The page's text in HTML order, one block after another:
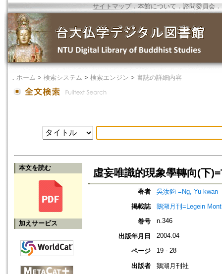
サイトマップ．本館について ． 諮問委員会 ．
． ホーム > 検索システム > 検索エンジン > 書誌の詳細内容
本文を読む
加えサービス
虛妄唯識的現象學轉向(下
著者
吳汝鈞 =Ng, Yu-kwan
掲載誌
鵝湖月刊=Legein
巻号
n.346
出版年月日 2004.04
ページ 19 - 28
出版者
鵝湖月刊社